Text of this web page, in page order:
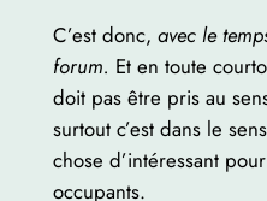
C’est donc, avec le
forum. Et en toute
doit pas être pris au
surtout c’est dans le
chose d’intéressant
occupants.